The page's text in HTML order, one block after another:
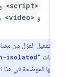
<script> و
<video> و
isolated"
الموضّحة في هذا